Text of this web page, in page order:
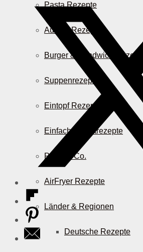
Pasta Rezepte
Auflauf Rezepte
Burger & Sandwich Rezepte
Suppenrezepte
Eintopf Rezepte
Einfache Salatrezepte
Pizza & Co.
AirFryer Rezepte
Länder & Regionen
Deutsche Rezepte